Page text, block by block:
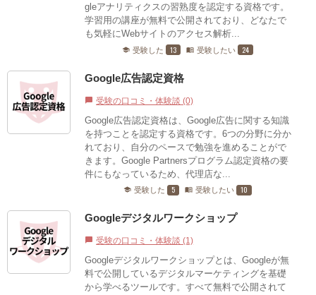
gleアナリティクスの習熟度を認定する資格です。
学習用の講座が無料で公開されており、どなたで
も気軽にWebサイトのアクセス解析...
school 受験した 13 menu_book 受験したい 24
Google広告認定資格
chat_bubble 受験の口コミ・体験談 (0)
Google広告認定資格は、Google広告に関する知識
を持つことを認定する資格です。6つの分野に分か
れており、自分のペースで勉強を進めることがで
きます。Google Partnersプログラム認定資格の要
件にもなっているため、代理店な...
school 受験した 5 menu_book 受験したい 10
Googleデジタルワークショップ
chat_bubble 受験の口コミ・体験談 (1)
Googleデジタルワークショップとは、Googleが無
料で公開しているデジタルマーケティングを基礎
から学べるツールです。すべて無料で公開されて